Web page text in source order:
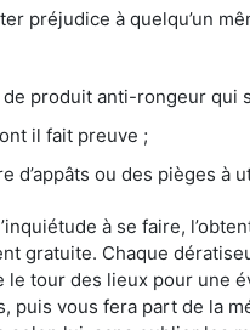
préjudice à quelqu’un
de produit anti-rongeur qui
il fait preuve ;
d’appâts ou des pièges à
à se faire,
gratuite. Chaque
le tour des lieux pour une
puis vous fera part de la